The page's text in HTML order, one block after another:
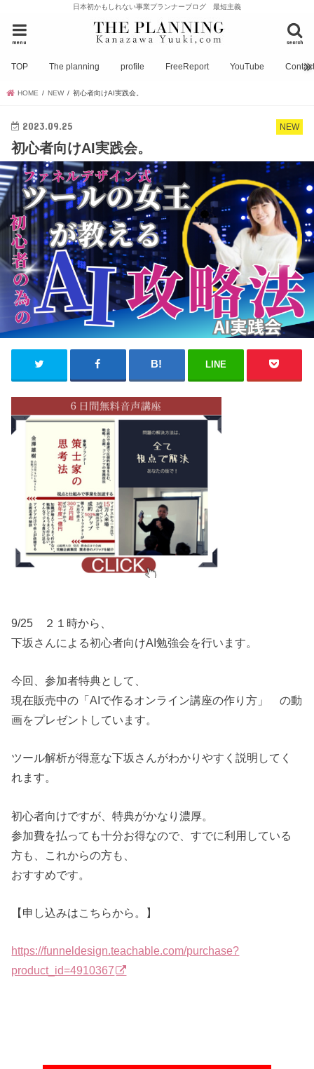
日本初かもしれない事業プランナーブログ 最短主義
search
menu
TOP The planning profile FreeReport YouTube
HOME NEW 初心者向けAI実践会。
NEW
2023.09.25
初心者向けAI実践会。
LINE
9/25 ２１時から、
下坂さんによる初心者向けAI勉強会を行います。
今回、参加者特典として、
現在販売中の「AIで作るオンライン講座の作り方」 の動
画をプレゼントしています。
ツール解析が得意な下坂さんがわかりやすく説明してく
れます。
初心者向けですが、特典がかなり濃厚。
参加費を払っても十分お得なので、すでに利用している
方も、これからの方も、
おすすめです。
【申し込みはこちらから。】
https://funneldesign.teachable.com/purchase?
product_id=4910367